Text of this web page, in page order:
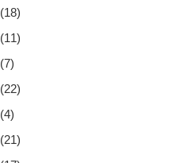
(18)
(11)
(7)
(22)
(4)
(21)